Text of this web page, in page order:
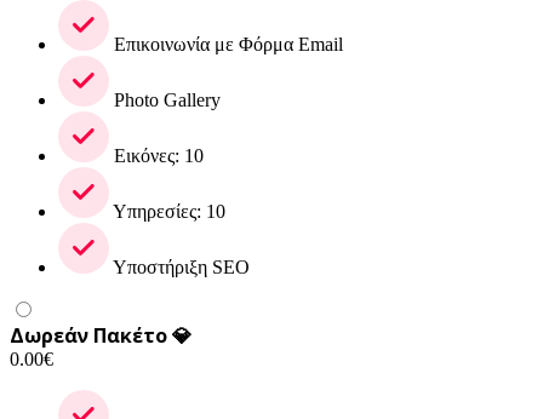
Επικοινωνία με Φόρμα Email
Photo Gallery
Εικόνες: 10
Υπηρεσίες: 10
Υποστήριξη SEO
Δωρεάν Πακέτο 💎
0.00€